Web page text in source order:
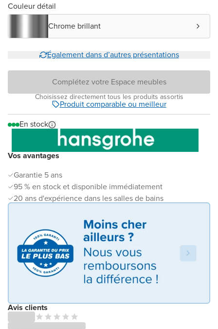
Vos avantages
Garantie 5 ans
95 % en stock et disponible immédiatement
20 ans d'expérience dans les salles de bains
Avis clients
Couleur détail
Chrome brillant
Également dans d’autres présentations
Complétez votre Espace meubles
Choisissez directement tous les produits assortis
Produit comparable ou meilleur
En stock